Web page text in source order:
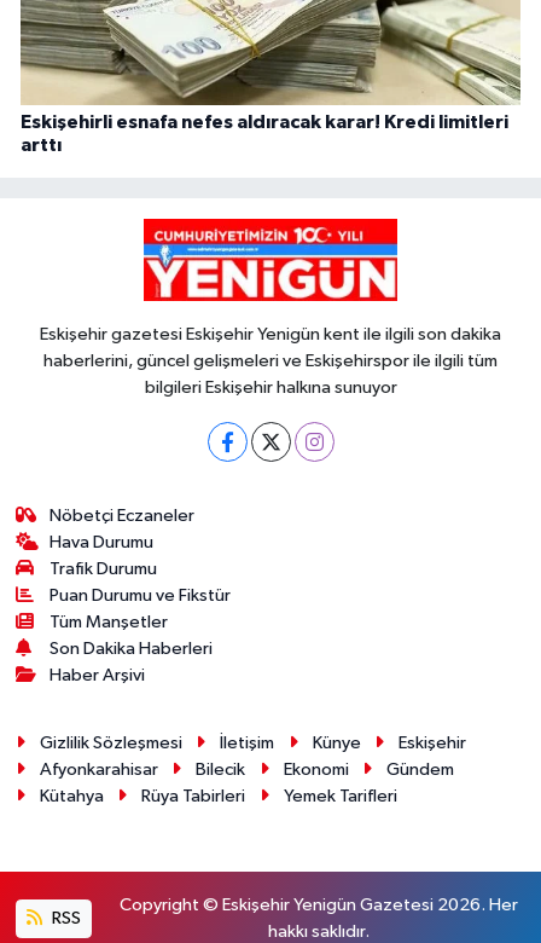
Eskişehirli esnafa nefes aldıracak karar! Kredi limitleri
arttı
Eskişehir gazetesi Eskişehir Yenigün kent ile ilgili son dakika
haberlerini, güncel gelişmeleri ve Eskişehirspor ile ilgili tüm
bilgileri Eskişehir halkına sunuyor
Nöbetçi Eczaneler
Hava Durumu
Trafik Durumu
Puan Durumu ve Fikstür
Tüm Manşetler
Son Dakika Haberleri
Haber Arşivi
Gizlilik Sözleşmesi İletişim Künye
Eskişehir
Afyonkarahisar
Bilecik Ekonomi
Gündem
Kütahya
Rüya Tabirleri Yemek Tarifleri
RSS
Copyright © Eskişehir Yenigün Gazetesi 2026. Her
hakkı saklıdır.